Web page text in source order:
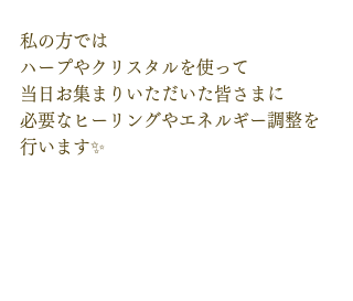
私の方では
ハープやクリスタルを使って
当日お集まりいただいた皆さまに
必要なヒーリングやエネルギー調整を
行います✨